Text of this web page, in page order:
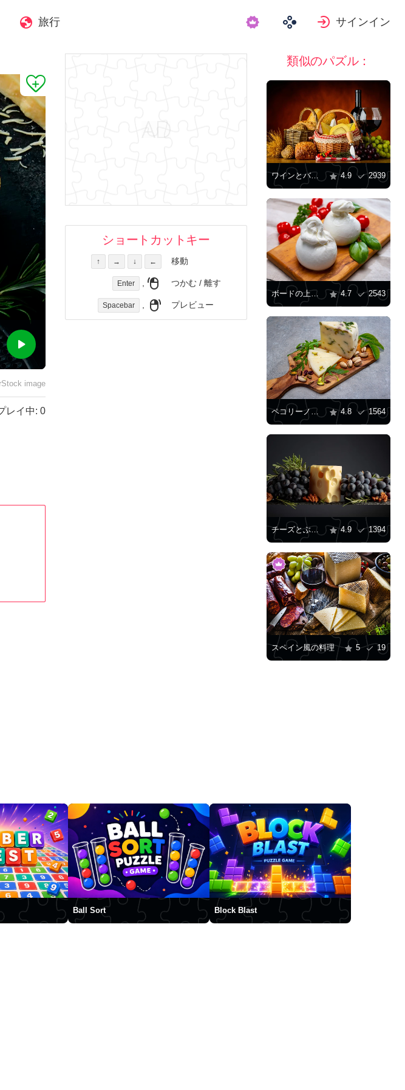
旅行 サインイン
image
レイ中:0
ショートカットキー
↑ → ↓ ← 移動
Enter , つかむ / 離す
Spacebar , プレビュー
類似のパズル：
ワインとバスケットいっぱいのチーズとパン 4.9 2939
ボードの上のブラータチーズ 4.7 2543
ペコリーノチーズ 4.8 1564
チーズとぶどう 4.9 1394
スペイン風の料理 5 19
Ball Sort Block Blast